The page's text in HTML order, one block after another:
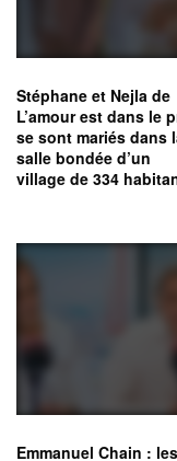
Stéphane et Nejla de
L’amour est dans le
se sont mariés dans
salle bondée d’un
village de 334
Emmanuel Chain : les